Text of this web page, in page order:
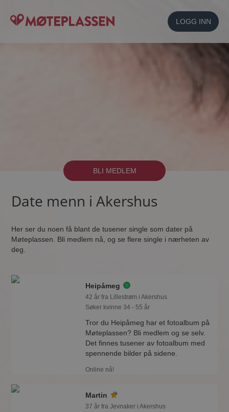
LOGG INN
BLI MEDLEM
Date menn i Akershus
Her ser du noen få blant de tusener single som dater på
Møteplassen. Bli medlem nå, og se flere single i nærheten av
deg.
Heipåmeg
42 år fra Lillestrøm i Akershus
Søker kvinne 34 - 55 år
Tror du Heipåmeg har et fotoalbum på
Møteplassen? Bli medlem og se selv.
Det finnes tusener av fotoalbum med
spennende bilder på sidene.
Online nå!
Martin
37 år fra Jevnaker i Akershus